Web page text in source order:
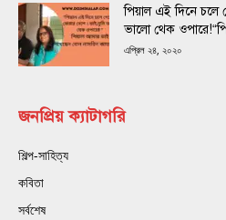
পিয়াল এই দিনে চলে
ভালো থেক
এপ্রিল ২৪, ২০২০
জনপ্রিয় ক্যাটাগরি
শিল্প-সাহিত্য
কবিতা
সর্বশেষ